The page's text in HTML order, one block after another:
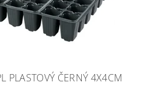
PLASTOVÝ ČERNÝ 4X4CM